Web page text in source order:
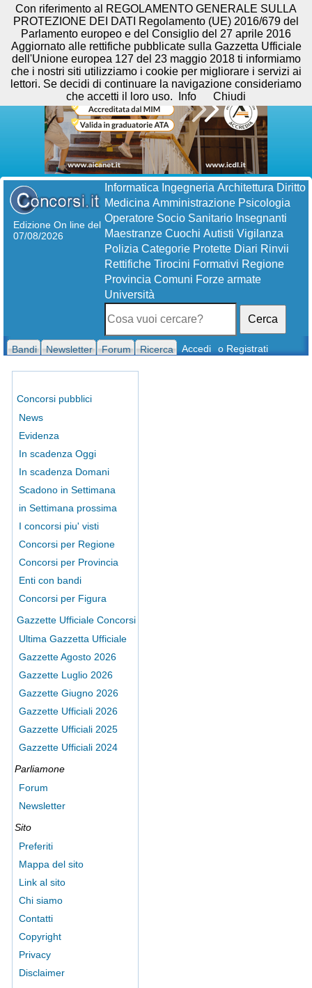
Edizione On line del
07/08/2026
Informatica Ingegneria Architettura Diritto
Medicina Amministrazione Psicologia
Operatore Socio Sanitario Insegnanti
Maestranze Cuochi Autisti Vigilanza
Polizia Categorie Protette Diari Rinvii
Rettifiche Tirocini Formativi Regione
Provincia Comuni Forze armate
Università
Cerca
Bandi Newsletter Forum Ricerca Accedi o Registrati
Concorsi pubblici
News
Evidenza
In scadenza Oggi
In scadenza Domani
Scadono in Settimana
in Settimana prossima
I concorsi piu' visti
Concorsi per Regione
Concorsi per Provincia
Enti con bandi
Concorsi per Figura
Gazzette Ufficiale Concorsi
Ultima Gazzetta Ufficiale
Gazzette Agosto 2026
Gazzette Luglio 2026
Gazzette Giugno 2026
Gazzette Ufficiali 2026
Gazzette Ufficiali 2025
Gazzette Ufficiali 2024
Parliamone
Forum
Newsletter
Sito
Preferiti
Mappa del sito
Link al sito
Chi siamo
Contatti
Copyright
Privacy
Disclaimer
Con riferimento al REGOLAMENTO GENERALE SULLA
PROTEZIONE DEI DATI Regolamento (UE) 2016/679 del
Parlamento europeo e del Consiglio del 27 aprile 2016
Aggiornato alle rettifiche pubblicate sulla Gazzetta Ufficiale
dell'Unione europea 127 del 23 maggio 2018 ti informiamo
che i nostri siti utilizziamo i cookie per migliorare i servizi ai
lettori. Se decidi di continuare la navigazione consideriamo
che accetti il loro uso.
Info Chiudi